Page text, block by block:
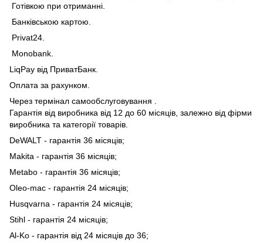
Готівкою при отриманні.
Банківською картою.
Privat24.
Monobank.
LiqPay від ПриватБанк.
Оплата за рахунком.
Через термінал самообслуговування .
Гарантія від виробника від 12 до 60 місяців, залежно від фірми
виробника та категорії товарів.
DeWALT - гарантія 36 місяців;
Makita - гарантія 36 місяців;
Metabo - гарантія 36 місяців;
Oleo-mac - гарантія 24 місяців;
Husqvarna - гарантія 24 місяців;
Stihl - гарантія 24 місяців;
Al-Ko - гарантія від 24 місяців до 36;